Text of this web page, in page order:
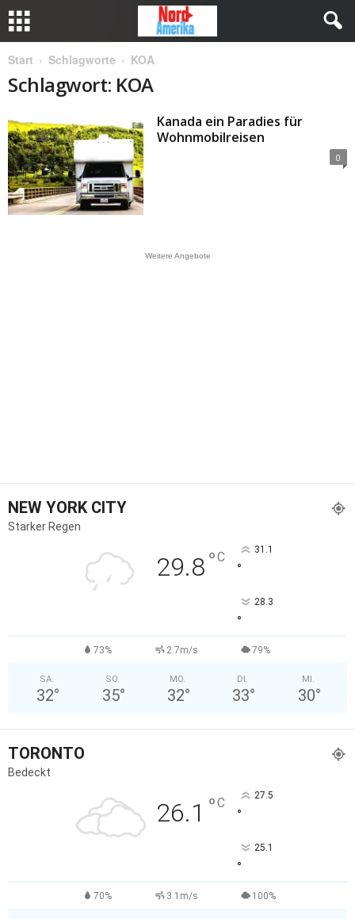
Start Schlagworte KOA
Schlagwort: KOA
Kanada ein Paradies für
Wohnmobilreisen
0
Weitere Angebote
NEW YORK CITY
Starker Regen
29.8°C 31.1
°
28.3
°
73% 2.7m/s 79%
SA.
32°
SO.
35°
MO.
32°
DI.
33°
MI.
30°
TORONTO
Bedeckt
26.1 °C 27.5
°
25.1
°
70% 3.1m/s 100%